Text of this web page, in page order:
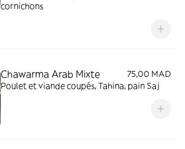
cornichons
Chawarma Arab Mixte
75,00 MAD
Poulet et viande coupés, Tahina, pain Saj